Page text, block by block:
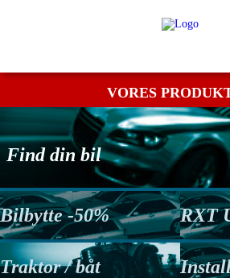
VORES
Find din bil
Bilbytte -50% RXT
Traktor / båt